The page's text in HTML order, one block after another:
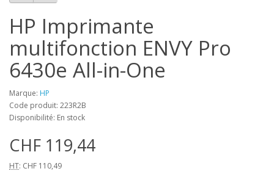
HP Imprimante
multifonction ENVY Pro
6430e All-in-One
Marque: HP
Code produit: 223R2B
Disponibilité: En stock
CHF 119,44
HT: CHF 110,49